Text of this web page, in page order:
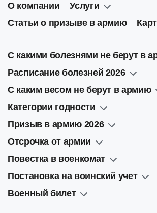
О компании
Услуги
Статьи о призыве в армию
С какими болезнями не берут в
Расписание болезней 2026
С каким весом не берут в армию
Категории годности
Призыв в армию 2026
Отсрочка от армии
Повестка в военкомат
Постановка на воинский учет
Военный билет